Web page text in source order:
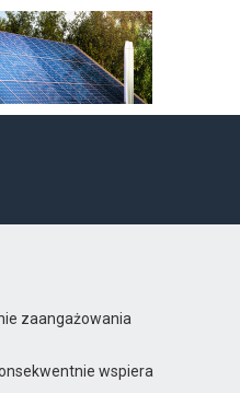
zaangażowania
wspiera